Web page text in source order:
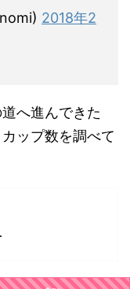
2018年2
へ進んできた
ップ数を調べて